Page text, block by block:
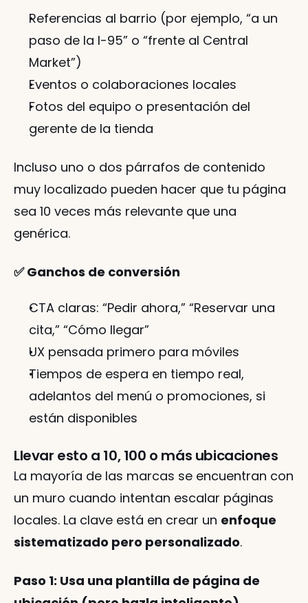
Referencias al barrio (por ejemplo, “a un
paso de la I-95” o “frente al Central
Market”)
Eventos o colaboraciones locales
Fotos del equipo o presentación del
gerente de la tienda
Incluso uno o dos párrafos de contenido
muy localizado pueden hacer que tu página
sea 10 veces más relevante que una
genérica.
✅ Ganchos de conversión
CTA claras: “Pedir ahora,” “Reservar una
cita,” “Cómo llegar”
UX pensada primero para móviles
Tiempos de espera en tiempo real,
adelantos del menú o promociones, si
están disponibles
Llevar esto a 10, 100 o más ubicaciones
La mayoría de las marcas se encuentran con
un muro cuando intentan escalar páginas
locales. La clave está en crear un enfoque
sistematizado pero personalizado.
Paso 1: Usa una plantilla de página de